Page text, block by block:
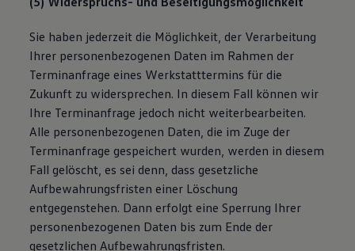
Sie haben jederzeit die Möglichkeit, der Verarbeitung
Ihrer personenbezogenen Daten im Rahmen der
Terminanfrage eines Werkstatttermins für die
Zukunft zu widersprechen. In diesem Fall können wir
Ihre Terminanfrage jedoch nicht weiterbearbeiten.
Alle personenbezogenen Daten, die im Zuge der
Terminanfrage gespeichert wurden, werden in diesem
Fall gelöscht, es sei denn, dass gesetzliche
Aufbewahrungsfristen einer Löschung
entgegenstehen. Dann erfolgt eine Sperrung Ihrer
personenbezogenen Daten bis zum Ende der
gesetzlichen Aufbewahrungsfristen.